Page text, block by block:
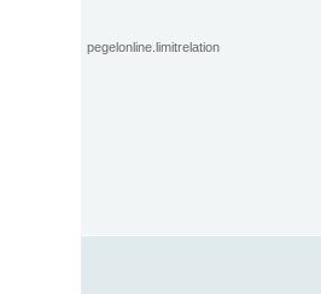
pegelonline.limitrelation